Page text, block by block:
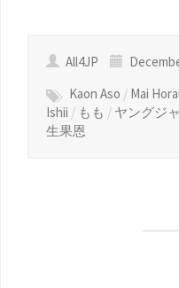
All4JP
Kaon Aso / Mai Horai
Ishii / もも / ヤングジ
生果恩